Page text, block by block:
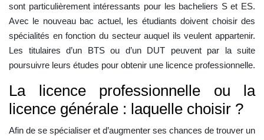
sont particulièrement intéressants pour les bacheliers S et ES.
Avec le nouveau bac actuel, les étudiants doivent choisir des
spécialités en fonction du secteur auquel ils veulent appartenir.
Les titulaires d’un BTS ou d’un DUT peuvent par la suite
poursuivre leurs études pour obtenir une licence professionnelle.
La licence professionnelle ou la
licence générale : laquelle choisir ?
Afin de se spécialiser et d’augmenter ses chances de trouver un